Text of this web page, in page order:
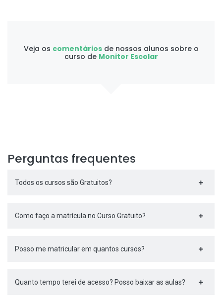
Veja os comentáriosde nossos alunos sobre o
curso de Monitor Escolar
Perguntas frequentes
Todos os cursos são Gratuitos?
Como faço a matrícula no Curso Gratuito?
Posso me matricular em quantos cursos?
Quanto tempo terei de acesso? Posso baixar as aulas?